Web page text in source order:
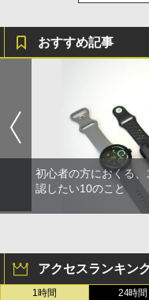
おすすめ記事
初心者の方におくる
認したい10のこと
アクセスランキン
1時間 24時間